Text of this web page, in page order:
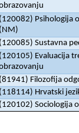
(120082) Psihologija
(NM)
(120085) Sustavna
(120105) Evaluacija
(81941) Filozofija
(118114) Hrvatski
(120102) Sociologija